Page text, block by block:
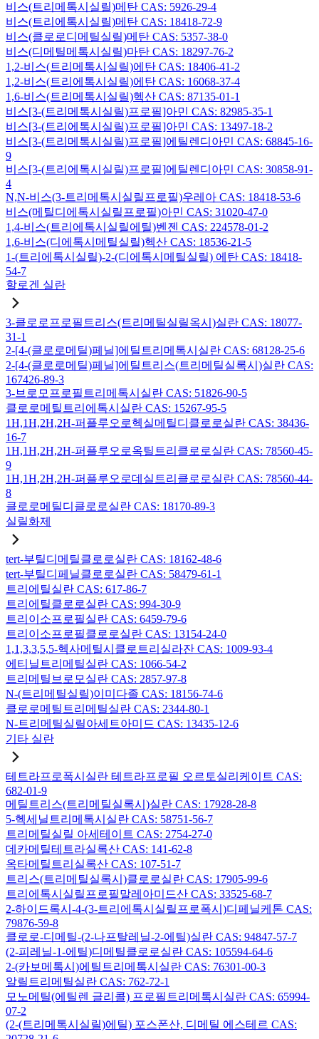
비스(트리메톡시실릴)메탄 CAS: 5926-29-4
비스(트리에톡시실릴)메탄 CAS: 18418-72-9
비스(클로로디메틸실릴)메탄 CAS: 5357-38-0
비스(디메틸메톡시실릴)마탄 CAS: 18297-76-2
1,2-비스(트리메톡시실릴)에탄 CAS: 18406-41-2
1,2-비스(트리에톡시실릴)에탄 CAS: 16068-37-4
1,6-비스(트리메톡시실릴)헥산 CAS: 87135-01-1
비스[3-(트리메톡시실릴)프로필]아민 CAS: 82985-35-1
비스[3-(트리에톡시실릴)프로필]아민 CAS: 13497-18-2
비스[3-(트리메톡시실릴)프로필]에틸렌디아민 CAS: 68845-16-
9
비스[3-(트리에톡시실릴)프로필]에틸렌디아민 CAS: 30858-91-
4
N,N-비스(3-트리메톡시실릴프로필)우레아 CAS: 18418-53-6
비스(메틸디에톡시실릴프로필)아민 CAS: 31020-47-0
1,4-비스(트리에톡시실릴에틸)벤젠 CAS: 224578-01-2
1,6-비스(디에톡시메틸실릴)헥산 CAS: 18536-21-5
1-(트리에톡시실릴)-2-(디에톡시메틸실릴) 에탄 CAS: 18418-
54-7
할로겐 실란
3-클로로프로필트리스(트리메틸실릴옥시)실란 CAS: 18077-
31-1
2-[4-(클로로메틸)페닐]에틸트리메톡시실란 CAS: 68128-25-6
2-[4-(클로로메틸)페닐]에틸트리스(트리메틸실록시)실란 CAS:
167426-89-3
3-브로모프로필트리메톡시실란 CAS: 51826-90-5
클로로메틸트리에톡시실란 CAS: 15267-95-5
1H,1H,2H,2H-퍼플루오로헥실메틸디클로로실란 CAS: 38436-
16-7
1H,1H,2H,2H-퍼플루오로옥틸트리클로로실란 CAS: 78560-45-
9
1H,1H,2H,2H-퍼플루오로데실트리클로로실란 CAS: 78560-44-
8
클로로메틸디클로로실란 CAS: 18170-89-3
실릴화제
tert-부틸디메틸클로로실란 CAS: 18162-48-6
tert-부틸디페닐클로로실란 CAS: 58479-61-1
트리에틸실란 CAS: 617-86-7
트리에틸클로로실란 CAS: 994-30-9
트리이소프로필실란 CAS: 6459-79-6
트리이소프로필클로로실란 CAS: 13154-24-0
1,1,3,3,5,5-헥사메틸시클로트리실라잔 CAS: 1009-93-4
에티닐트리메틸실란 CAS: 1066-54-2
트리메틸브로모실란 CAS: 2857-97-8
N-(트리메틸실릴)이미다졸 CAS: 18156-74-6
클로로메틸트리메틸실란 CAS: 2344-80-1
N-트리메틸실릴아세트아미드 CAS: 13435-12-6
기타 실란
테트라프로폭시실란 테트라프로필 오르토실리케이트 CAS:
682-01-9
메틸트리스(트리메틸실록시)실란 CAS: 17928-28-8
5-헥세닐트리메톡시실란 CAS: 58751-56-7
트리메틸실릴 아세테이트 CAS: 2754-27-0
데카메틸테트라실록산 CAS: 141-62-8
옥타메틸트리실록산 CAS: 107-51-7
트리스(트리메틸실록시)클로로실란 CAS: 17905-99-6
트리에톡시실릴프로필말레아미드산 CAS: 33525-68-7
2-하이드록시-4-(3-트리에톡시실릴프로폭시)디페닐케톤 CAS:
79876-59-8
클로로-디메틸-(2-나프탈레닐-2-에틸)실란 CAS: 94847-57-7
(2-피레닐-1-에틸)디메틸클로로실란 CAS: 105594-64-6
2-(카보메톡시)에틸트리메톡시실란 CAS: 76301-00-3
알릴트리메틸실란 CAS: 762-72-1
모노메틸(에틸렌 글리콜) 프로필트리메톡시실란 CAS: 65994-
07-2
(2-(트리메톡시실릴)에틸) 포스폰산, 디메틸 에스테르 CAS: